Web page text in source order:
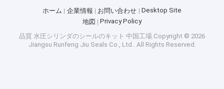
ホーム 企業情報 お問い合わせ
Desktop Site
地図
Privacy Policy
品質 水圧シリンダのシールのキット 中国工場.Copyright © 2026
Jiangsu Runfeng Jiu Seals Co., Ltd.. All Rights Reserved.